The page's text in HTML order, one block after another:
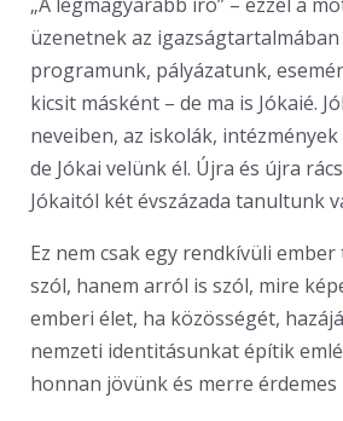
üzenetnek az
programunk, pályázatunk,
kicsit másként – de ma is Jókaié.
neveiben, az iskolák,
de Jókai velünk él. Újra és újra
Jókaitól két évszázada tanultunk
Ez nem csak egy rendkívüli
szól, hanem arról is szól, mire
emberi élet, ha közösségét,
nemzeti identitásunkat építik
honnan jövünk és merre érdemes